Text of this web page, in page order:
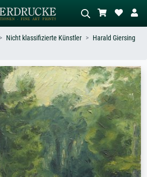
Werktiteln
Welle
Beschreiben Sie die Szene – z.B. Grüne
Wiese, Abstrakt mit viel Rot, Dunkles
Ölgemälde, Stehender Akt neben einem
Baum.
Nicht klassifizierte Künstler
Harald Giersing